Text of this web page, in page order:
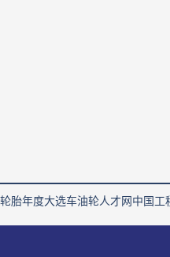
胎年度大选车油轮人才网中国工